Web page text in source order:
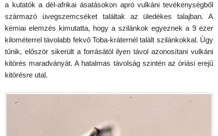
a kutatók a dél-afrikai ásatásokon apró vulkáni tevékenységből
származó üvegszemcséket találtak az üledékes talajban. A
kémiai elemzés kimutatta, hogy a szilánkok egyeznek a 9 ezer
kilométerrel távolabb fekvő Toba-kráternél talált szilánkokkal. Úgy
tűnik, először sikerült a forrásától ilyen távol azonosítani vulkáni
kitörés maradványát. A hatalmas távolság szintén az óriási erejű
kitörésre utal.